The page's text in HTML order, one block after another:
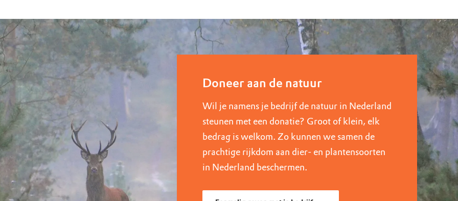
Doneer aan de natuur
Wil je namens je bedrijf de natuur in Nederland
steunen met een donatie? Groot of klein, elk
bedrag is welkom. Zo kunnen we samen de
prachtige rijkdom aan dier- en plantensoorten
in Nederland beschermen.